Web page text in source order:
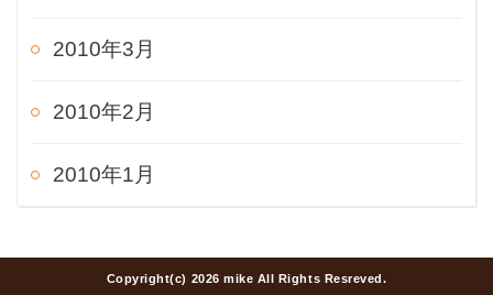
2010年3月
2010年2月
2010年1月
Copyright(c) 2026 mike All Rights Resreved.